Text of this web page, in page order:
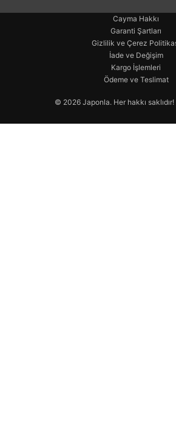
© 2026 Japonla. Her hakkı saklıdır!
Cayma Hakkı
Garanti Şartları
Gizlilik ve Çerez
İade ve Değişim
Kargo İşlemleri
Ödeme ve Teslimat